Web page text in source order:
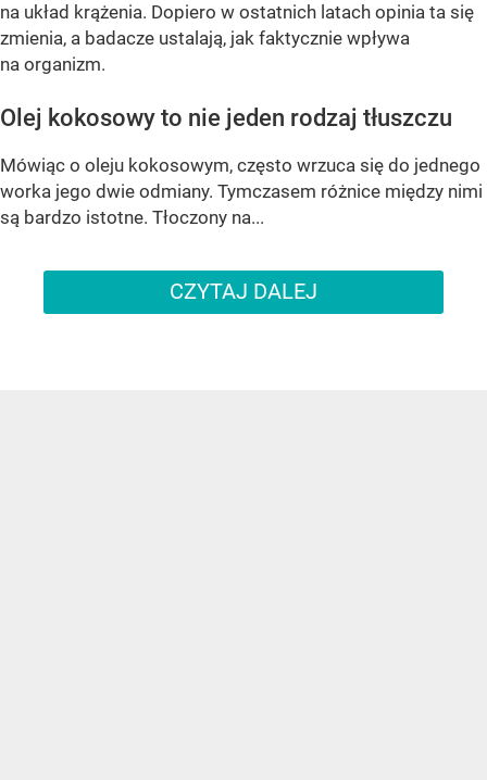
na układ krążenia. Dopiero w ostatnich latach opinia ta się
zmienia, a badacze ustalają, jak faktycznie wpływa
na organizm.
Olej kokosowy to nie jeden rodzaj tłuszczu
Mówiąc o oleju kokosowym, często wrzuca się do jednego
worka jego dwie odmiany. Tymczasem różnice między nimi
są bardzo istotne. Tłoczony na...
CZYTAJ DALEJ